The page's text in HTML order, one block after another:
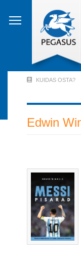
edasi
põhisisu
Account
Menu
KUIDAS OSTA?
Edwin